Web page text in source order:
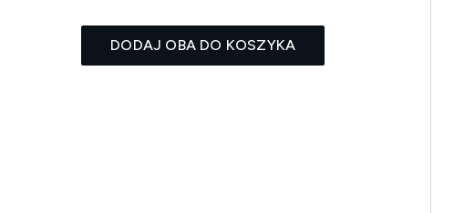
DODAJ OBA DO KOSZYKA